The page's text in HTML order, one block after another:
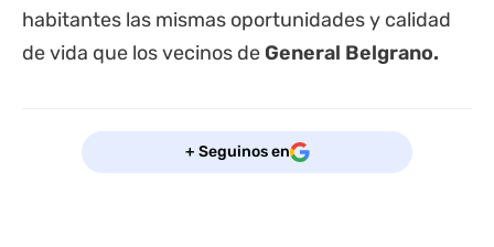
habitantes las mismas oportunidades y calidad
de vida que los vecinos de General Belgrano.
+ Seguinos en